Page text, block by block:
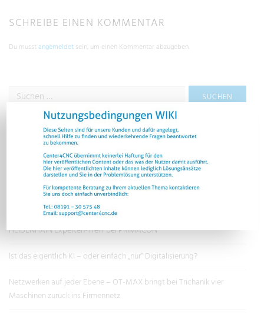
SCHREIBE EINEN KOMMENTAR
Du musstangemeldetsein, um einen Kommentar abzugeben.
NEUESTE BEITRÄGE
Moderne Software für bewährte Maschinen: Wie eine TNC 430 von
den Möglichkeiten der TNC7 profitiert
Der klassische Generationenkonflikt zwischen IT und Produktion
HEIDENHAIN Experten-Treff bei PRIMACON
Ist das eigentlich KI – oder einfach „nur“ Digitalisierung?
Netzwerken auf jeder Ebene – OT-MAX bringt bei Trichanik vier
Maschinen zurück ins Firmennetz